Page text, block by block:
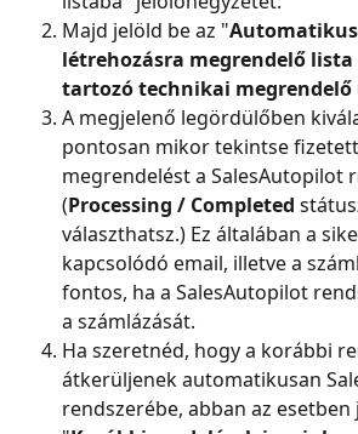
Majd jelöld be az "
létrehozásra megrendelő lista
tartozó technikai megrendelő
A megjelenő legördülőben
pontosan mikor tekintse
megrendelést a SalesAutopilot
(Processing / Completed
választhatsz.) Ez általában a
kapcsolódó email, illetve a
fontos, ha a SalesAutopilot
a számlázását.
Ha szeretnéd, hogy a korábbi
átkerüljenek automatikusan
rendszerébe, abban az esetben